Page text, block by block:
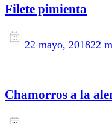
Filete pimienta
22 mayo, 201822
Chamorros a la